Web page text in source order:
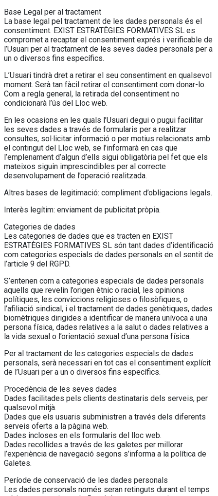
Base Legal per al tractament
La base legal pel tractament de les dades personals és el
consentiment. EXIST ESTRATÈGIES FORMATIVES SL es
compromet a recaptar el consentiment exprés i verificable de
l’Usuari per al tractament de les seves dades personals per a
un o diversos fins específics.
L’Usuari tindrà dret a retirar el seu consentiment en qualsevol
moment. Serà tan fàcil retirar el consentiment com donar-lo.
Com a regla general, la retirada del consentiment no
condicionarà l’ús del Lloc web.
En les ocasions en les quals l’Usuari degui o pugui facilitar
les seves dades a través de formularis per a realitzar
consultes, sol·licitar informació o per motius relacionats amb
el contingut del Lloc web, se l’informarà en cas que
l’emplenament d’algun d’ells sigui obligatòria pel fet que els
mateixos siguin imprescindibles per al correcte
desenvolupament de l’operació realitzada.
Altres bases de legitimació: compliment d’obligacions legals.
Interès legítim: enviament de publicitat pròpia.
Categories de dades
Les categories de dades que es tracten en EXIST
ESTRATÈGIES FORMATIVES SL són tant dades d’identificació
com categories especials de dades personals en el sentit de
l’article 9 del RGPD.
S’entenen com a categories especials de dades personals
aquells que revelin l’origen ètnic o racial, les opinions
polítiques, les conviccions religioses o filosòfiques, o
l’afiliació sindical, i el tractament de dades genètiques, dades
biomètriques dirigides a identificar de manera unívoca a una
persona física, dades relatives a la salut o dades relatives a
la vida sexual o l’orientació sexual d’una persona física.
Per al tractament de les categories especials de dades
personals, serà necessari en tot cas el consentiment explícit
de l’Usuari per a un o diversos fins específics.
Procedència de les seves dades
Dades facilitades pels clients destinataris dels serveis, per
qualsevol mitjà.
Dades que els usuaris subministren a través dels diferents
serveis oferts a la pàgina web.
Dades incloses en els formularis del lloc web.
Dades recollides a través de les galetes per millorar
l’experiència de navegació segons s’informa a la política de
Galetes.
Període de conservació de les dades personals
Les dades personals només seran retinguts durant el temps